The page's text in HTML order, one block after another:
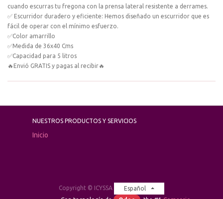
cuando escurras tu fregona con la prensa lateral resistente a derrames.
✅ Escurridor duradero y eficiente: Hemos diseñado un escurridor que es
fácil de operar con el mínimo esfuerzo.
✅Color amarrillo
✅Medida de 36x40 Cms
✅Capacidad para 5 litros
🔥Envió GRATIS y pagas al recibir🔥
NUESTROS PRODUCTOS Y SERVICIOS
Inicio
Copyright © ICYSSA
Español